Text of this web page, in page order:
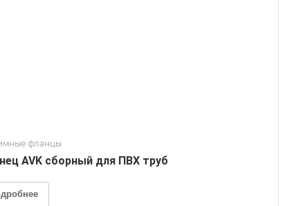
фланцы
AVK сборный для ПВХ труб